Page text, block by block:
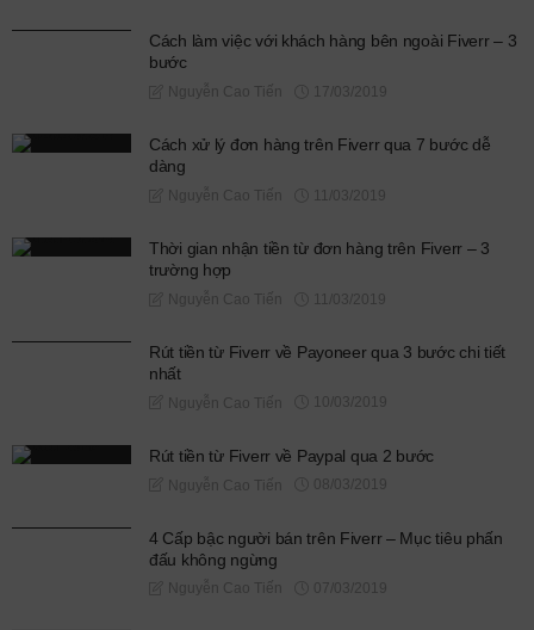
Cách làm việc với khách hàng bên ngoài Fiverr – 3
bước
Nguyễn Cao Tiến 17/03/2019
Cách xử lý đơn hàng trên Fiverr qua 7 bước dễ
dàng
Nguyễn Cao Tiến 11/03/2019
Thời gian nhận tiền từ đơn hàng trên Fiverr – 3
trường hợp
Nguyễn Cao Tiến 11/03/2019
Rút tiền từ Fiverr về Payoneer qua 3 bước chi tiết
nhất
Nguyễn Cao Tiến 10/03/2019
Rút tiền từ Fiverr về Paypal qua 2 bước
Nguyễn Cao Tiến 08/03/2019
4 Cấp bậc người bán trên Fiverr – Mục tiêu phấn
đấu không ngừng
Nguyễn Cao Tiến 07/03/2019